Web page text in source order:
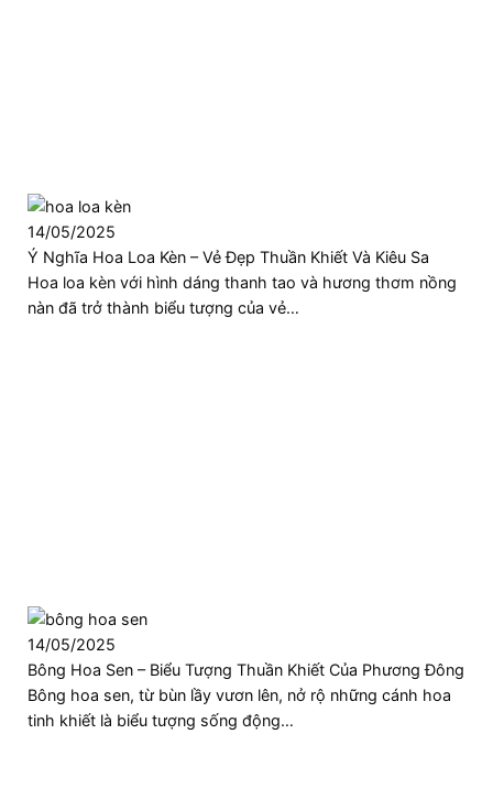
14/05/2025
Ý Nghĩa Hoa Loa Kèn – Vẻ Đẹp Thuần Khiết Và Kiêu Sa
Hoa loa kèn với hình dáng thanh tao và hương thơm nồng
nàn đã trở thành biểu tượng của vẻ…
14/05/2025
Bông Hoa Sen – Biểu Tượng Thuần Khiết Của Phương Đông
Bông hoa sen, từ bùn lầy vươn lên, nở rộ những cánh hoa
tinh khiết là biểu tượng sống động…